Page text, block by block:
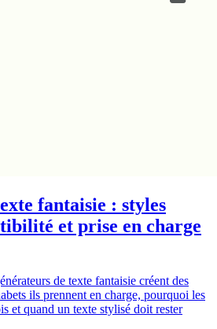
fantaisie : styles
et prise en charge
de texte fantaisie créent des
ils prennent en charge, pourquoi les
et quand un texte stylisé doit rester